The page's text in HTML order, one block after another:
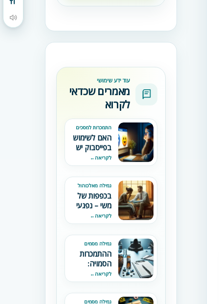
מתג גודל גופן
הקראת תוכן העמוד
עוד ידע שימושי
מאמרים שכדאי
לקרוא
התמכרות למסכים
האם לשימוש
בפייסבוק יש
השפעה על
מצבנו
הנפשי?
לקריאה ←
גמילה מאלכוהול
בכפפות של
משי – נפגעי
טראומה
מכורים
לקריאה ←
גמילה מסמים
ההתמכרות
הסמויה:
תרופות מרשם
לאחר ניתוחים
לקריאה ←
גמילה מסמים